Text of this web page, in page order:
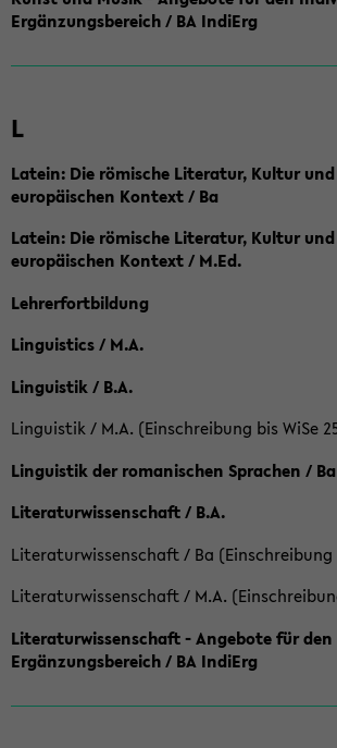
Ergänzungsbereich / BA IndiErg
L
Latein: Die römische Literatur, Kultur
europäischen Kontext / Ba
Latein: Die römische Literatur, Kultur
europäischen Kontext / M.Ed.
Lehrerfortbildung
Linguistics / M.A.
Linguistik / B.A.
Linguistik / M.A. (Einschreibung bis WiSe
Linguistik der romanischen Sprachen / Ba
Literaturwissenschaft / B.A.
Literaturwissenschaft / Ba (Einschreibung
Literaturwissenschaft / M.A.
Literaturwissenschaft - Angebote für
Ergänzungsbereich / BA IndiErg